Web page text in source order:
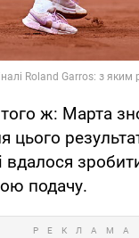
ж: Марта
цього
вдалося
подачу.